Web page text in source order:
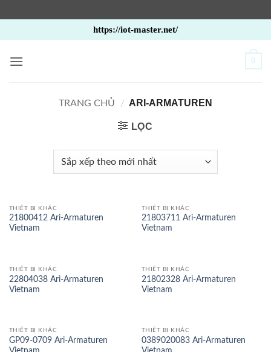
qua
nội
https://iot-master.net/
0
TRANG CHỦ / ARI-ARMATUREN
LỌC
THIẾT BỊ KHÁC
21800412 Ari-Armaturen
Vietnam
THIẾT BỊ KHÁC
21803711 Ari-Armaturen
Vietnam
THIẾT BỊ KHÁC
22804038 Ari-Armaturen
Vietnam
THIẾT BỊ KHÁC
21802328 Ari-Armaturen
Vietnam
THIẾT BỊ KHÁC
GP09-0709 Ari-Armaturen
THIẾT BỊ KHÁC
0389020083 Ari-Armaturen